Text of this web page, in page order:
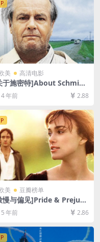
美 高清电影
于施密特]About Schmidt
百度网盘+迅雷云盘资
超清未删减][MP4/7.
4 年前 2.88
美 豆瓣榜单
慢与偏见]Pride & Prejudi
(2005)[百度网盘+迅雷云盘
1080P超清未删减][MP4/
中英字幕]
5 年前 2.86